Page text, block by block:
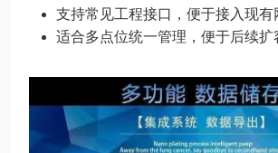
支持常见工程接口，便于接入现有
适合多点位统一管理，便于后续扩